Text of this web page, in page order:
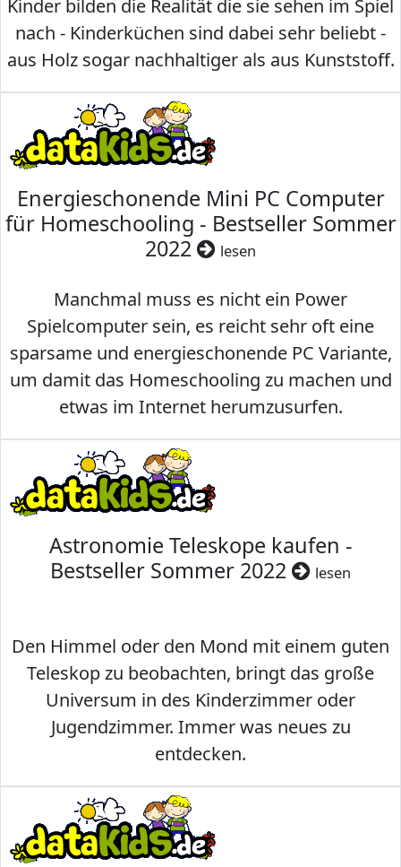
Kinder bilden die Realität die sie sehen im Spiel
nach - Kinderküchen sind dabei sehr beliebt -
aus Holz sogar nachhaltiger als aus Kunststoff.
Energieschonende Mini PC Computer
für Homeschooling - Bestseller Sommer
2022
lesen
Manchmal muss es nicht ein Power
Spielcomputer sein, es reicht sehr oft eine
sparsame und energieschonende PC Variante,
um damit das Homeschooling zu machen und
etwas im Internet herumzusurfen.
Astronomie Teleskope kaufen -
Bestseller Sommer 2022
lesen
Den Himmel oder den Mond mit einem guten
Teleskop zu beobachten, bringt das große
Universum in des Kinderzimmer oder
Jugendzimmer. Immer was neues zu
entdecken.